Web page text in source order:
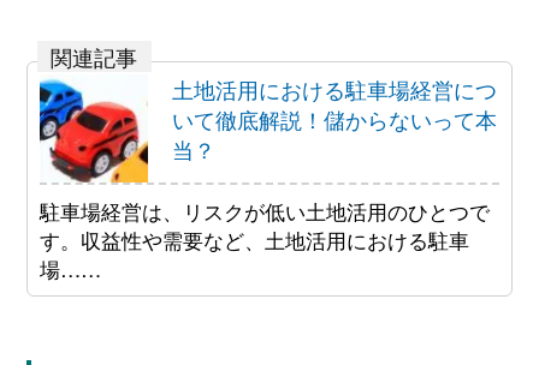
土地活用における駐車場経営につ
いて徹底解説！儲からないって本
当？
駐車場経営は、リスクが低い土地活用のひとつで
す。収益性や需要など、土地活用における駐車
場……